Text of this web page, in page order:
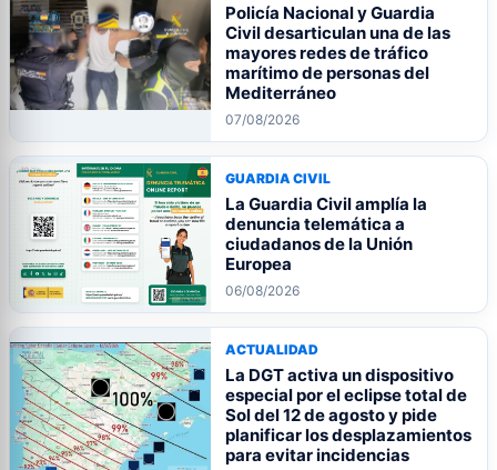
Policía Nacional y Guardia
Civil desarticulan una de las
mayores redes de tráfico
marítimo de personas del
Mediterráneo
07/08/2026
GUARDIA CIVIL
La Guardia Civil amplía la
denuncia telemática a
ciudadanos de la Unión
Europea
06/08/2026
ACTUALIDAD
La DGT activa un dispositivo
especial por el eclipse total de
Sol del 12 de agosto y pide
planificar los desplazamientos
para evitar incidencias